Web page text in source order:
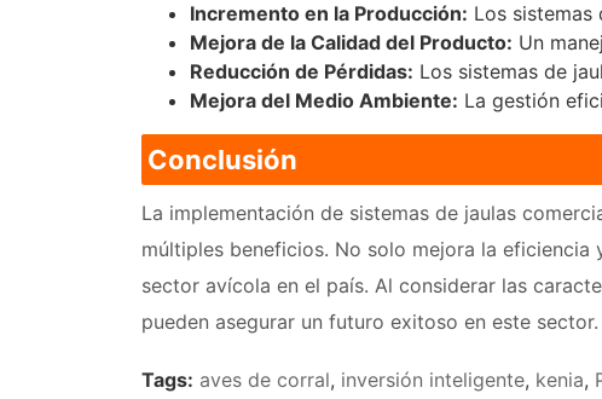
Incremento en la Producción: Los sistemas
Mejora de la Calidad del Producto: Un
Reducción de Pérdidas: Los sistemas de
Mejora del Medio Ambiente: La gestión
Conclusión
La implementación de sistemas de jaulas
múltiples beneficios. No solo mejora la
sector avícola en el país. Al considerar las
pueden asegurar un futuro exitoso en este sector.
Tags: aves de corral, inversión inteligente, kenia,